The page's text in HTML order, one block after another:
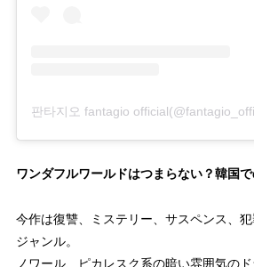
ワンダフルワールドはつまらない？韓国
今作は復讐、ミステリー、サスペンス、
ジャンル。
ノワール、ピカレスク系の暗い雰囲気のド